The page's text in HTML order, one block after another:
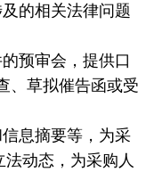
的相关法律问题
预审会，提供口
、草拟催告函或受
息摘要等，为采
动态，为采购人